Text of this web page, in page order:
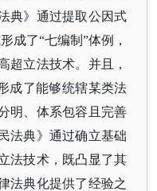
典》通过提取公因式
成了“七编制”体例，
超立法技术。并且，
成了能够统辖某类法
明、体系包容且完善
法典》通过确立基础
法技术，既凸显了其
法典化提供了经验之